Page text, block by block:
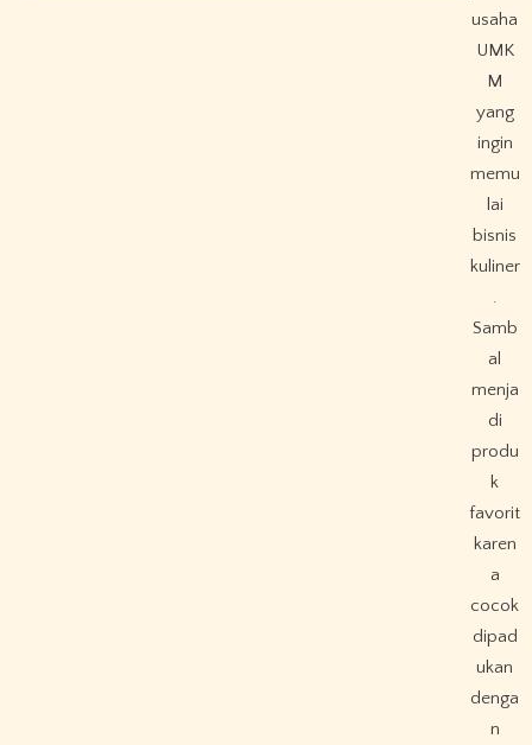
usaha
UMK
M
yang
ingin
memu
lai
bisnis
kuliner
.
Samb
al
menja
di
produ
k
favorit
karen
a
cocok
dipad
ukan
denga
n